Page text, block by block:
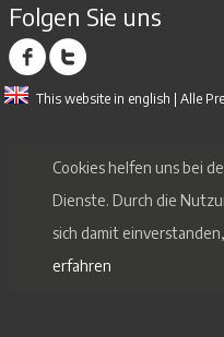
Folgen Sie uns
This website in english | Alle
Cookies helfen uns bei
Dienste. Durch die
sich damit
erfahren